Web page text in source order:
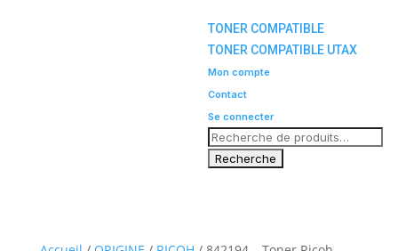
TONER COMPATIBLE
TONER COMPATIBLE UTAX
Mon compte
Contact
Se connecter